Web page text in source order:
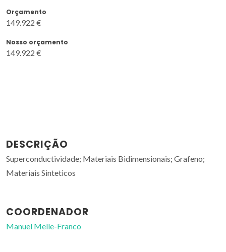
Orçamento
149.922 €
Nosso orçamento
149.922 €
DESCRIÇÃO
Superconductividade; Materiais Bidimensionais; Grafeno;
Materiais Sinteticos
COORDENADOR
Manuel Melle-Franco